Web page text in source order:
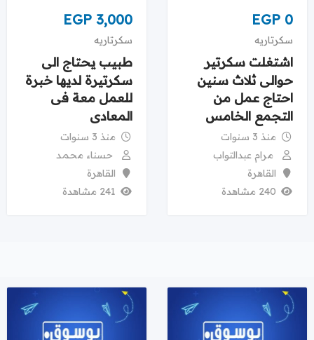
EGP 0
سكرتاريه
اشتغلت سكرتير
حوالى ثلاث سنين
احتاج عمل من
التجمع الخامس
منذ 3 سنوات
مرام عبدالتواب
القاهرة
240 مشاهدة
EGP 3,000
سكرتاريه
طبيب يحتاج الى
سكرتيرة لديها خبرة
للعمل معة فى
المعادى
منذ 3 سنوات
حسناء محمد
القاهرة
241 مشاهدة